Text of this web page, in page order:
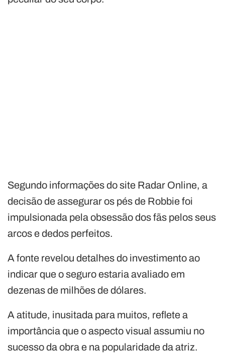
Segundo informações do site Radar Online, a
decisão de assegurar os pés de Robbie foi
impulsionada pela obsessão dos fãs pelos seus
arcos e dedos perfeitos.
A fonte revelou detalhes do investimento ao
indicar que o seguro estaria avaliado em
dezenas de milhões de dólares.
A atitude, inusitada para muitos, reflete a
importância que o aspecto visual assumiu no
sucesso da obra e na popularidade da atriz.